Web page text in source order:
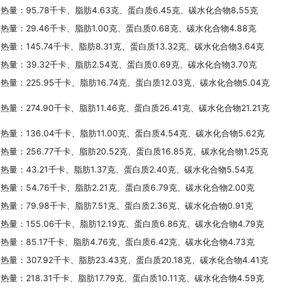
热量：95.78千卡、脂肪4.63克、蛋白质6.45克、碳水化合物8.55克
热量：29.46千卡、脂肪1.00克、蛋白质0.68克、碳水化合物4.88克
热量：145.74千卡、脂肪8.31克、蛋白质13.32克、碳水化合物3.64克
热量：39.32千卡、脂肪2.54克、蛋白质0.69克、碳水化合物3.70克
热量：225.95千卡、脂肪16.74克、蛋白质12.03克、碳水化合物5.04克
热量：274.90千卡、脂肪11.46克、蛋白质26.41克、碳水化合物21.21克
热量：136.04千卡、脂肪11.00克、蛋白质4.54克、碳水化合物5.62克
热量：256.77千卡、脂肪20.52克、蛋白质16.85克、碳水化合物1.25克
热量：43.21千卡、脂肪1.37克、蛋白质2.40克、碳水化合物5.54克
热量：54.76千卡、脂肪2.21克、蛋白质6.79克、碳水化合物2.00克
热量：79.98千卡、脂肪7.51克、蛋白质2.36克、碳水化合物0.91克
热量：155.06千卡、脂肪12.19克、蛋白质6.86克、碳水化合物4.79克
热量：85.17千卡、脂肪4.76克、蛋白质6.42克、碳水化合物4.73克
热量：307.92千卡、脂肪23.43克、蛋白质20.18克、碳水化合物4.41克
热量：218.31千卡、脂肪17.79克、蛋白质10.11克、碳水化合物4.59克